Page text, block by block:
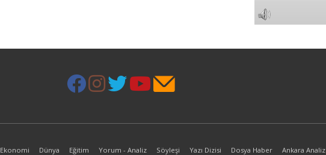
Ekonomi Dünya Eğitim Yorum - Analiz Söyleşi Yazı Dizisi Dosya Haber Ankara Analiz